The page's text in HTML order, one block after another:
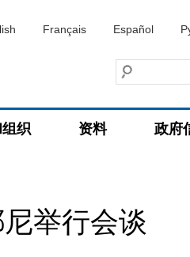
Français Español
组织 资料 政府
举行会谈